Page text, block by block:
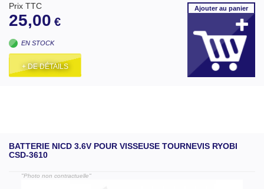
Prix TTC
25,00 €
EN STOCK
+ DE DÉTAILS
Ajouterau panier
BATTERIE NICD 3.6V POUR VISSEUSE TOURNEVIS RYOBI
CSD-3610
"Photo non contractuelle"